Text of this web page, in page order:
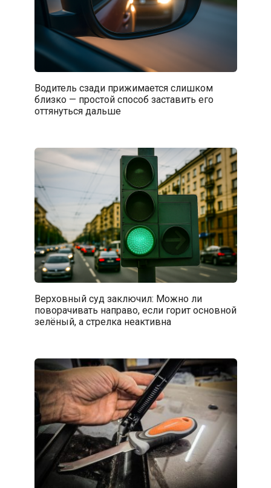
Водитель сзади прижимается слишком
близко — простой способ заставить его
оттянуться дальше
Верховный суд заключил: Можно ли
поворачивать направо, если горит основной
зелёный, а стрелка неактивна